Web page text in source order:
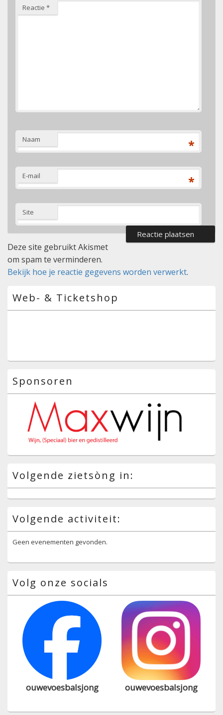
Reactie *
Naam *
E-mail *
Site
Deze site gebruikt Akismet
om spam te verminderen.
Bekijk hoe je reactie gegevens worden verwerkt.
zijbalk
widget
Web- & Ticketshop
Sponsoren
Volgende zietsòng in:
Volgende activiteit:
Geen evenementen gevonden.
Volg onze socials
ouwevoesbalsjong ouwevoesbalsjong